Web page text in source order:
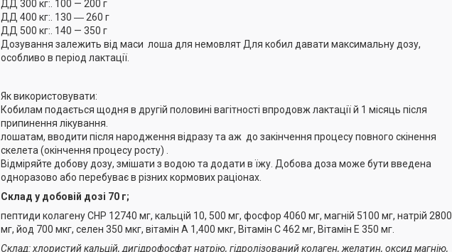
ДД 300 кг:. 100 — 200 г
ДД 400 кг:. 130 ― 260 г
ДД 500 кг:. 140 — 350 г
Дозування залежить від маси лоша для немовлятДля кобил давати максимальну дозу,
особливо в період лактації.
Як використовувати:
Кобилам подається щодня в другій половині вагітності впродовж лактації й 1 місяць після
припинення лікування.
лошатам, вводити після народження відразу та аж до закінчення процесу повного скінення
скелета (окінчення процесу росту) .
Відміряйте добову дозу, змішати з водою та додати в їжу. Добова доза може бути введена
одноразово або перебуває в різних кормових раціонах.
Склад у добовій дозі 70 г;
пептиди колагену СНР 12740 мг, кальцій 10, 500 мг, фосфор 4060 мг, магній 5100 мг, натрій 2800
мг, йод 700 мкг, селен 350 мкг, вітамін А 1,400 мкг, Вітамін C 462 мг, Вітамін Е 350 мг.
Склад: хлористий кальцій, дигідрофосфат натрію, гідролізований колаген, желатин, оксид магнію,